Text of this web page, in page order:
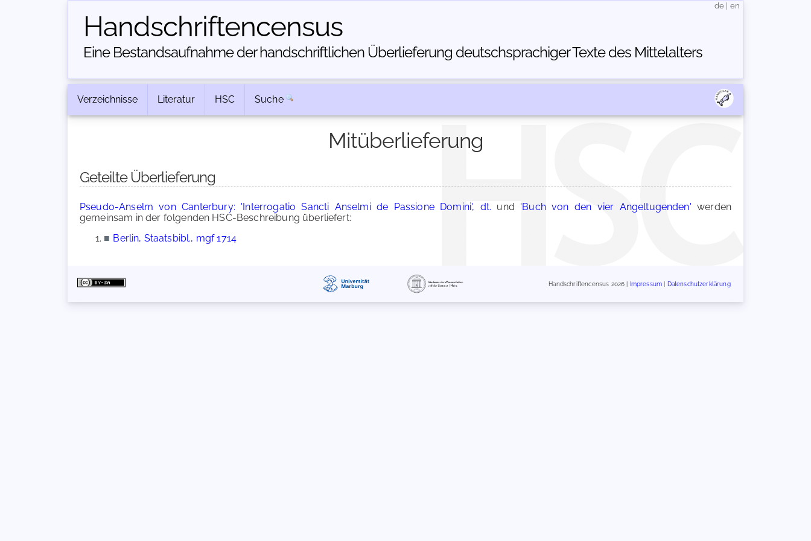
Handschriften­census
Eine Bestandsaufnahme der handschriftlichen Über­lieferung deutschsprachiger Texte des Mittelalters
de en
Verzeichnisse Literatur HSC Suche
Mitüberlieferung
Geteilte Überlieferung
Pseudo-Anselm von Canterbury: 'Interrogatio Sancti Anselmi de Passione Domini', dt. und 'Buch von den vier Angeltugenden' werden
gemeinsam in der folgenden HSC-Beschreibung überliefert:
■ Berlin, Staatsbibl., mgf 1714
Handschriftencensus 2026 | Impressum Datenschutzerklärung